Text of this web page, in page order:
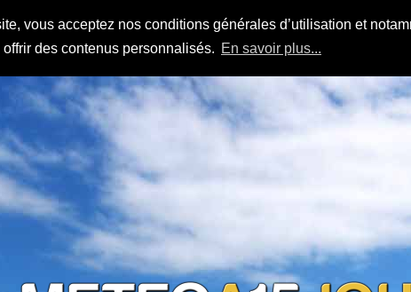
vous acceptez nos conditions générales d’utilisation et
des contenus personnalisés. En savoir plus...